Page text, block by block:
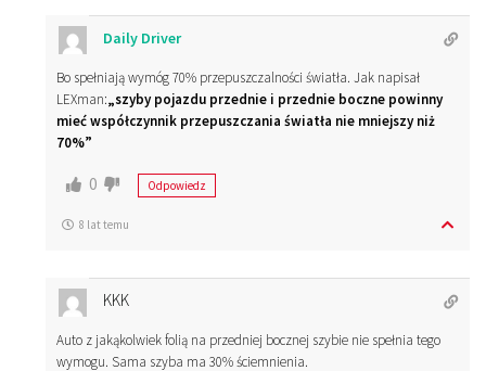
Daily Driver
Bo spełniają wymóg 70% przepuszczalności światła. Jak napisał
LEXman:„szyby pojazdu przednie i przednie boczne powinny
mieć współczynnik przepuszczania światła nie mniejszy niż
70%”
0 Odpowiedz
8 lat temu
KKK
Auto z jakąkolwiek folią na przedniej bocznej szybie nie spełnia tego
wymogu. Sama szyba ma 30% ściemnienia.